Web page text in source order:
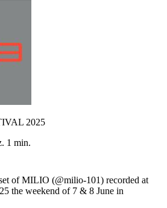
2025
1 min.
of MILIO (@milio-101) recorded at
the weekend of 7 & 8 June in